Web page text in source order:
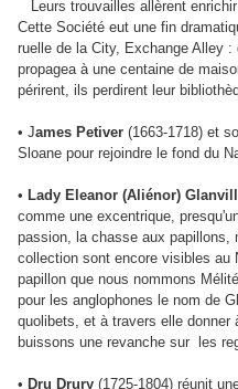
Leurs trouvailles allèrent
Cette Société eut une fin
ruelle de la City, Exchange Alley
propagea à une centaine de
périrent, ils perdirent leur
• James Petiver (1663-1718) et
Sloane pour rejoindre le fond du
• Lady Eleanor (Aliénor)
comme une excentrique,
passion, la chasse aux
collection sont encore visibles au
papillon que nous nommons
pour les anglophones le nom de
quolibets, et à travers elle
buissons une revanche sur les
• Dru Drury (1725-1804) réunit